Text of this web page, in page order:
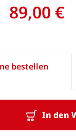
89,00 €
bestellen
In den